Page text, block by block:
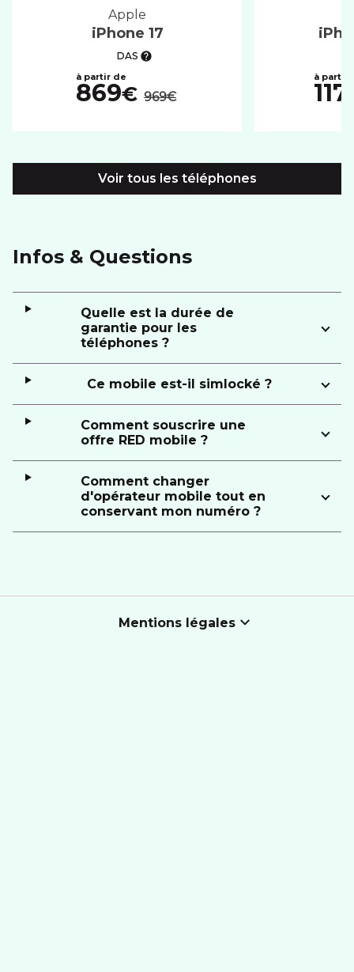
apple
iPhone 17
DAS
869€ 969€
Voir tous les téléphones
Infos & Questions
Quelle est la durée de
garantie pour les
téléphones ?
Ce mobile est-il simlocké ?
Comment souscrire une
offre RED mobile ?
Comment changer
d'opérateur mobile tout en
conservant mon numéro ?
Mentions légales